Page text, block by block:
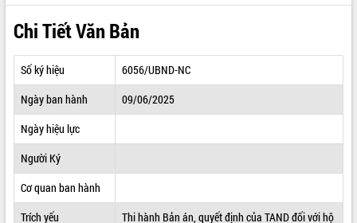
LÃNH ĐẠO UBND TỈNH
TIN TỨC SỰ KIỆN
SỞ, BAN, NGÀNH
THÔNG TIN CHỈ ĐẠO ĐIỀU HÀNH
HỆ THỐNG VĂN BẢN
VĂN BẢN HĐND TỈNH
Chi Tiết Văn Bản
Số ký hiệu
6056/UBND-NC
Ngày ban hành
09/06/2025
Ngày hiệu lực
Người Ký
Cơ quan ban hành
Trích yếu
Thi hành Bản án, quyết định của TAND đối với hộ